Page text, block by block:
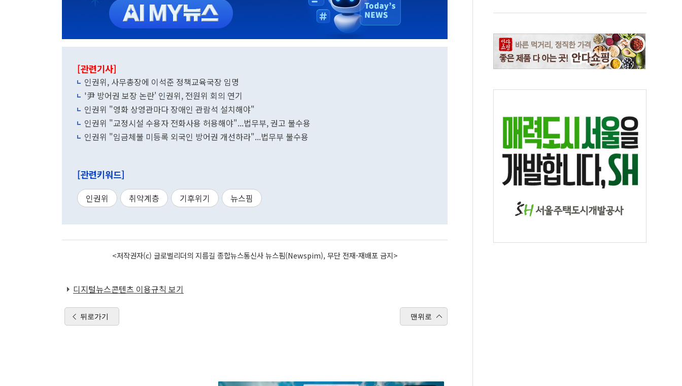
[관련기사]
인권위, 사무총장에 이석준 정책교육국장 임명
'尹 방어권 보장 논란' 인권위, 전원위 회의 연기
인권위 "영화 상영관마다 장애인 관람석 설치해야"
인권위 "교정시설 수용자 전화사용 허용해야"...법무부, 권고 불수용
인권위 "임금체불 미등록 외국인 방어권 개선하라"...법무부 불수용
[관련키워드]
인권위 취약계층 기후위기 뉴스핌
<저작권자(c) 글로벌리더의 지름길 종합뉴스통신사 뉴스핌(Newspim), 무단 전재-재배포 금지>
디지털뉴스콘텐츠 이용규칙 보기
뒤로가기 맨위로